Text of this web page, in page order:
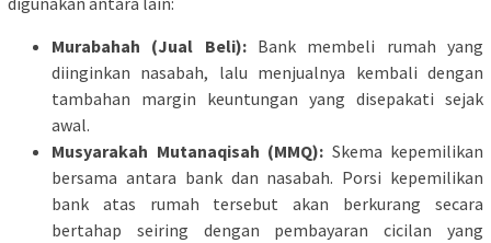
Murabahah (Jual Beli):Bank membeli rumah yang
diinginkan nasabah, lalu menjualnya kembali dengan
tambahan margin keuntungan yang disepakati sejak
awal.
Musyarakah Mutanaqisah (MMQ): Skema kepemilikan
bersama antara bank dan nasabah. Porsi kepemilikan
bank atas rumah tersebut akan berkurang secara
bertahap seiring dengan pembayaran cicilan yang